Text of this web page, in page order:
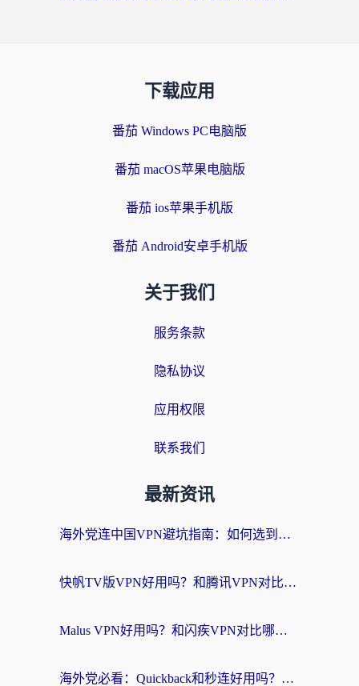
下载应用
番茄 Windows PC电脑版
番茄 macOS苹果电脑版
番茄 ios苹果手机版
番茄 Android安卓手机版
关于我们
服务条款
隐私协议
应用权限
联系我们
最新资讯
海外党连中国VPN避坑指南：如何选到真正能无缝刷国内资源的加速器？
快帆TV版VPN好用吗？和腾讯VPN对比哪个回国效果更好？海外党必看的真实体验指南
Malus VPN好用吗？和闪疾VPN对比哪个回国效果更好？海外华人的实用避坑指南
海外党必看：Quickback和秒连好用吗？3步选对回国加速器，无缝刷国内资源